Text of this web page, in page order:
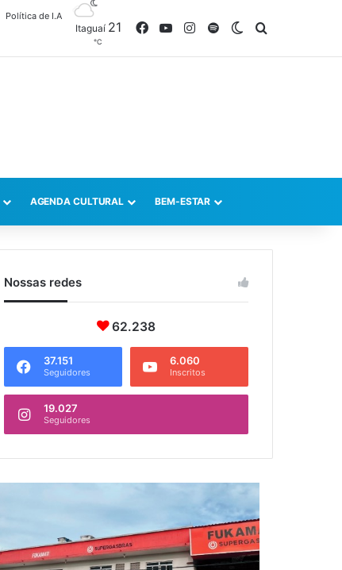
Política de I.A
Itaguaí 21
℃
FacebookYouTubeInstagram
SpotifySwitch skin
AGENDA CULTURAL BEM-ESTAR
Nossas redes
62.238
37.151
Seguidores
6.060
Inscritos
19.027
Seguidores